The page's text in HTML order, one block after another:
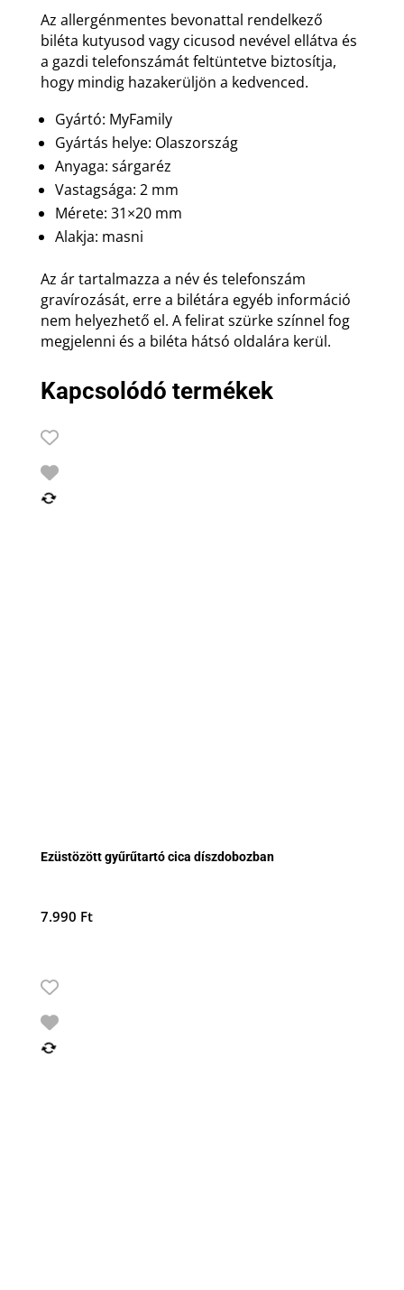
Az allergénmentes bevonattal rendelkező
biléta kutyusod vagy cicusod nevével ellátva és
a gazdi telefonszámát feltüntetve biztosítja,
hogy mindig hazakerüljön a kedvenced.
Gyártó: MyFamily
Gyártás helye: Olaszország
Anyaga: sárgaréz
Vastagsága: 2 mm
Mérete: 31×20 mm
Alakja: masni
Az ár tartalmazza a név és telefonszám
gravírozását, erre a bilétára egyéb információ
nem helyezhető el. A felirat szürke színnel fog
megjelenni és a biléta hátsó oldalára kerül.
Kapcsolódó termékek
Ezüstözött gyűrűtartó cica díszdobozban
7.990 Ft